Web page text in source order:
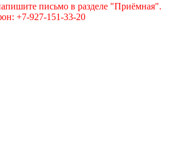
письмо в разделе "Приёмная".
+7-927-151-33-20